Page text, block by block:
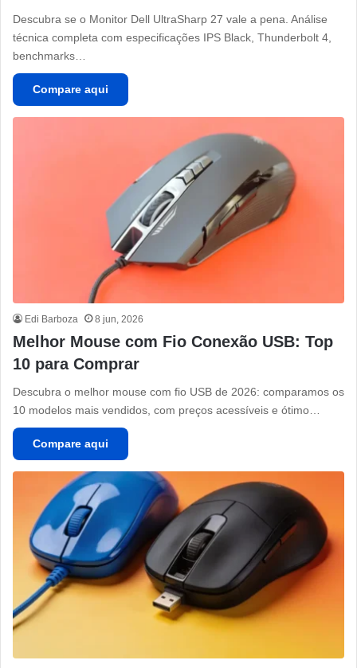
Descubra se o Monitor Dell UltraSharp 27 vale a pena. Análise
técnica completa com especificações IPS Black, Thunderbolt 4,
benchmarks…
Compare aqui
Edi Barboza 8 jun, 2026
Melhor Mouse com Fio Conexão USB: Top
10 para Comprar
Descubra o melhor mouse com fio USB de 2026: comparamos os
10 modelos mais vendidos, com preços acessíveis e ótimo…
Compare aqui